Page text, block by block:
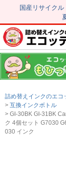
国産リサイク
新規会
トップペ
注文履
はじめての方へ
詰め替えインクのエコ
互換インクボトル
GI-30BK GI-31BK
ク 4個セット G7030
030 インク